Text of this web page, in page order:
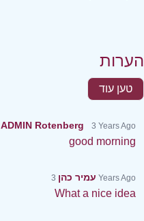
הערות
טען עוד
ADMIN Rotenberg 3 Years Ago
good morning
עמיר כהן 3 Years Ago
What a nice idea